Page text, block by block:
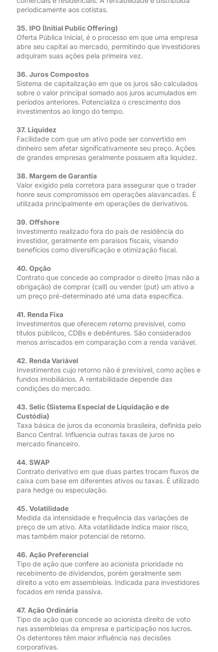
periodicamente aos cotistas.
35. IPO (Initial Public Offering)
Oferta Pública Inicial, é o processo em que uma empresa
abre seu capital ao mercado, permitindo que investidores
adquiram suas ações pela primeira vez.
36. Juros Compostos
Sistema de capitalização em que os juros são calculados
sobre o valor principal somado aos juros acumulados em
períodos anteriores. Potencializa o crescimento dos
investimentos ao longo do tempo.
37. Liquidez
Facilidade com que um ativo pode ser convertido em
dinheiro sem afetar significativamente seu preço. Ações
de grandes empresas geralmente possuem alta liquidez.
38. Margem de Garantia
Valor exigido pela corretora para assegurar que o trader
honre seus compromissos em operações alavancadas. É
utilizada principalmente em operações de derivativos.
39. Offshore
Investimento realizado fora do país de residência do
investidor, geralmente em paraísos fiscais, visando
benefícios como diversificação e otimização fiscal.
40. Opção
Contrato que concede ao comprador o direito (mas não a
obrigação) de comprar (call) ou vender (put) um ativo a
um preço pré-determinado até uma data específica.
41. Renda Fixa
Investimentos que oferecem retorno previsível, como
títulos públicos, CDBs e debêntures. São considerados
menos arriscados em comparação com a renda variável.
42. Renda Variável
Investimentos cujo retorno não é previsível, como ações e
fundos imobiliários. A rentabilidade depende das
condições do mercado.
43. Selic (Sistema Especial de Liquidação e de
Custódia)
Taxa básica de juros da economia brasileira, definida pelo
Banco Central. Influencia outras taxas de juros no
mercado financeiro.
44. SWAP
Contrato derivativo em que duas partes trocam fluxos de
caixa com base em diferentes ativos ou taxas. É utilizado
para hedge ou especulação.
45. Volatilidade
Medida da intensidade e frequência das variações de
preço de um ativo. Alta volatilidade indica maior risco,
mas também maior potencial de retorno.
46. Ação Preferencial
Tipo de ação que confere ao acionista prioridade no
recebimento de dividendos, porém geralmente sem
direito a voto em assembleias. Indicada para investidores
focados em renda passiva.
47. Ação Ordinária
Tipo de ação que concede ao acionista direito de voto
nas assembleias da empresa e participação nos lucros.
Os detentores têm maior influência nas decisões
corporativas.